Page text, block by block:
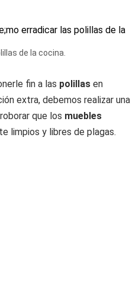
de la cocina.
fin a las polillas en
extra, debemos realizar una
que los muebles
limpios y libres de plagas.